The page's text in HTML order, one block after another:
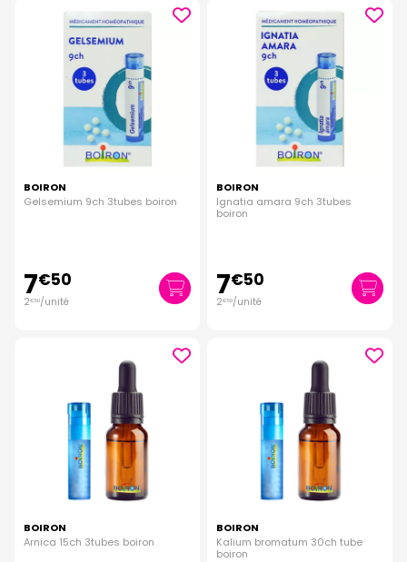
BOIRON
Gelsemium 9ch 3tubes boiron
7€50
2€50/unité
BOIRON
Ignatia amara 9ch 3tubes
boiron
7€50
2€50/unité
BOIRON
Arnica 15ch 3tubes boiron
BOIRON
Kalium bromatum 30ch tube
boiron